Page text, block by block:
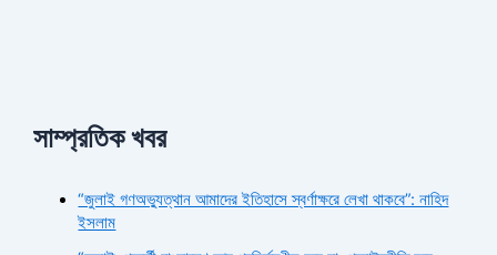
সাম্প্রতিক খবর
“জুলাই গণঅভ্যুত্থান আমাদের ইতিহাসে স্বর্ণাক্ষরে লেখা থাকবে”: নাহিদ
ইসলাম